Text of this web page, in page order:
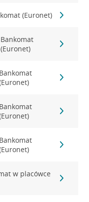
(Euronet)
Bankomat
(Euronet)
Bankomat
Bankomat
Bankomat
w placówce